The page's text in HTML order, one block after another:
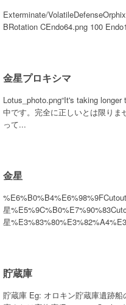
Exterminate/
BRotation CEndo64.png 100
金星プロキシマ
Lotus_photo.png“It's taking
中です。完全に正しいとは限り
って...
金星
星
星
貯蔵庫
貯蔵庫 Eg: オロキン貯蔵庫遺跡